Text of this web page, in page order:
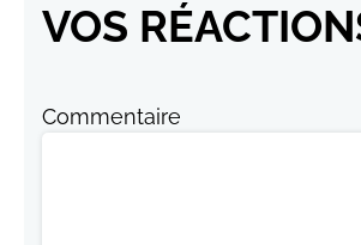
VOS
Commentaire